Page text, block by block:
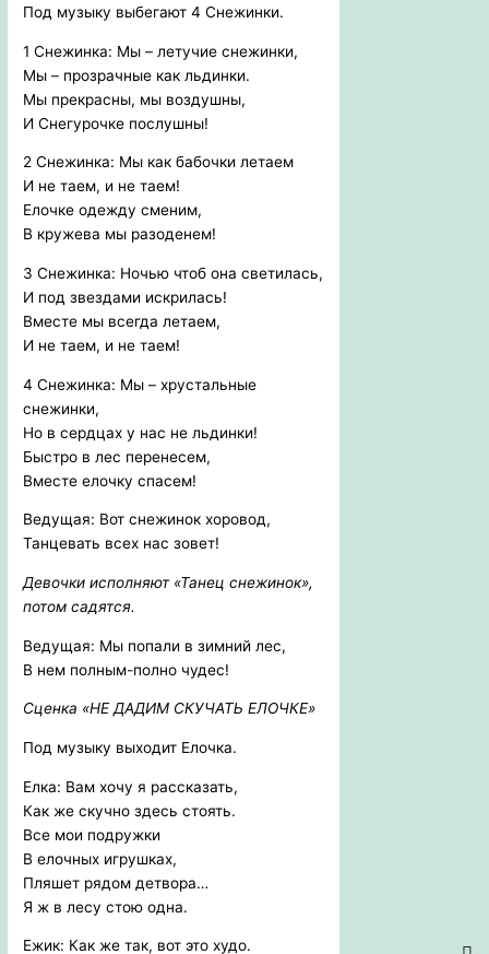
Под музыку выбегают 4 Снежинки.
1 Снежинка: Мы – летучие снежинки,
Мы – прозрачные как льдинки.
Мы прекрасны, мы воздушны,
И Снегурочке послушны!
2 Снежинка: Мы как бабочки летаем
И не таем, и не таем!
Елочке одежду сменим,
В кружева мы разоденем!
3 Снежинка: Ночью чтоб она светилась,
И под звездами искрилась!
Вместе мы всегда летаем,
И не таем, и не таем!
4 Снежинка: Мы – хрустальные
снежинки,
Но в сердцах у нас не льдинки!
Быстро в лес перенесем,
Вместе елочку спасем!
Ведущая: Вот снежинок хоровод,
Танцевать всех нас зовет!
Девочки исполняют «Танец снежинок»,
потом садятся.
Ведущая: Мы попали в зимний лес,
В нем полным-полно чудес!
Сценка «НЕ ДАДИМ СКУЧАТЬ ЕЛОЧКЕ»
Под музыку выходит Елочка.
Елка: Вам хочу я рассказать,
Как же скучно здесь стоять.
Все мои подружки
В елочных игрушках,
Пляшет рядом детвора…
Я ж в лесу стою одна.
Ежик: Как же так, вот это худо.